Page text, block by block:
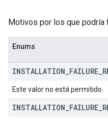
Motivos por los que podría
Enums
INSTALLATION FAILURE
Este valor no está permitido.
INSTALLATION FAILURE